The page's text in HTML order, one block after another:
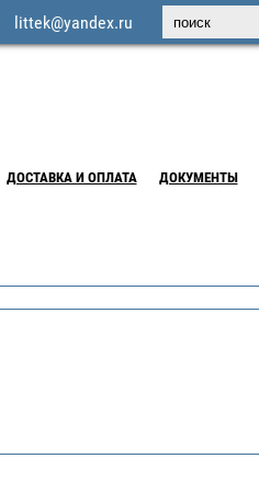
littek@yandex.ru
ДОСТАВКА И ОПЛАТА ДОКУМЕНТЫ